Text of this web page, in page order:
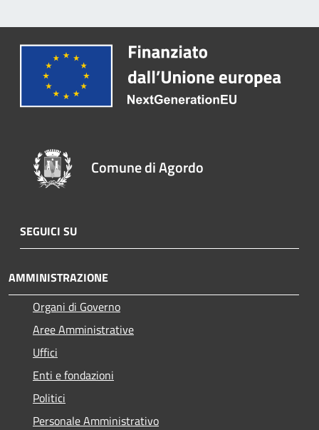
Comune di Agordo
SEGUICI SU
AMMINISTRAZIONE
Organi di Governo
Aree Amministrative
Uffici
Enti e fondazioni
Politici
Personale Amministrativo